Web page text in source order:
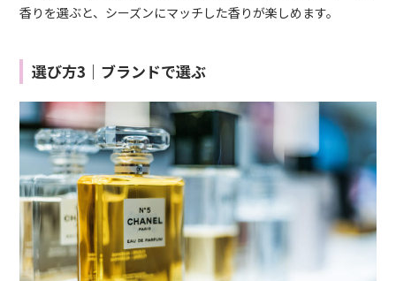
香りを選ぶと、シーズンにマッチした香りが楽しめます。
選び方3｜ブランドで選ぶ